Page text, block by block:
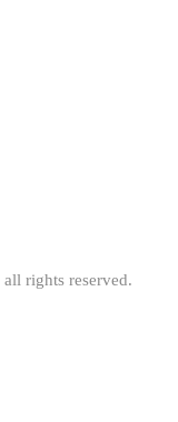
all rights reserved.